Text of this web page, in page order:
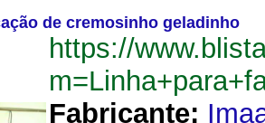
de cremosinho geladinho
https://
Fabricante: